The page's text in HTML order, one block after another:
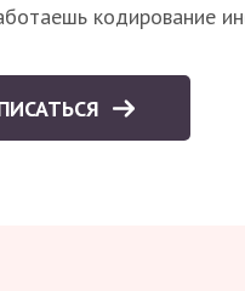
кодирование